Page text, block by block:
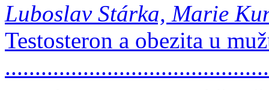
Luboslav Stárka, Marie
Testosteron a obezita u